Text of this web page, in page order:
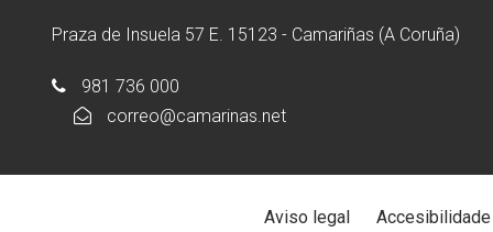
Praza de Insuela 57 E. 15123 - Camariñas (A Coruña)
981 736 000
correo@camarinas.net
Aviso legal Accesibilidade